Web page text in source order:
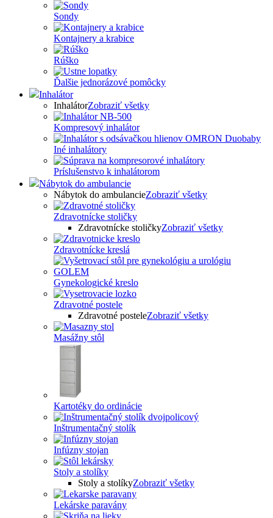
Sondy
Kontajnery a krabice
Rúško
Ďalšie jednorázové pomôcky
Inhalátor
InhalátorZobraziť všetky
Kompresový inhalátor
Iné inhalátory
Príslušenstvo k inhalátorom
Nábytok do ambulancie
Nábytok do ambulancieZobraziť všetky
Zdravotnícke stoličky
Zdravotnícke stoličkyZobraziť všetky
Zdravotnícke kreslá
Gynekologické kreslo
Zdravotné postele
Zdravotné posteleZobraziť všetky
Masážny stôl
Kartotéky do ordinácie
Inštrumentačný stolík
Infúzny stojan
Stoly a stolíky
Stoly a stolíkyZobraziť všetky
Lekárske paravány